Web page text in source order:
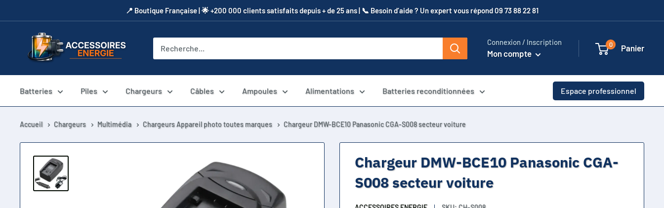
au
​📍​ Boutique Française | 🌟 +200 000 clients satisfaits depuis + de 25 ans | 📞​ Besoin d’aide ? Un expert vous répond 09 73 88 22 81
Accessoires
Energie
Connexion / Inscription
Mon compte
0 Panier
Batteries Piles Chargeurs Câbles Ampoules Alimentations Batteries reconditionnées Espace professionnel
Accueil Chargeurs Multimédia Chargeurs Appareil photo toutes marques Chargeur DMW-BCE10 Panasonic CGA-S008 secteur voiture
Chargeur DMW-BCE10 Panasonic CGA-
S008 secteur voiture